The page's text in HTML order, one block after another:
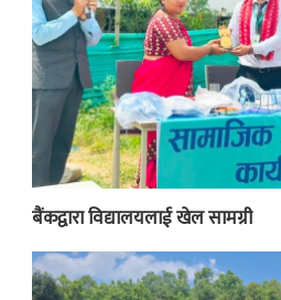
बैंकद्वारा विद्यालयलाई खेल सामग्री